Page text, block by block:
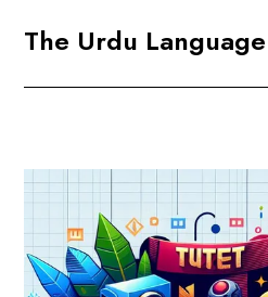
The Urdu Language